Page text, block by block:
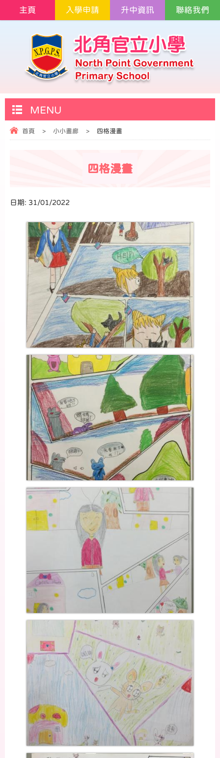
主頁 入學申請 升中資訊 聯絡我們
MENU
首頁 > 小小畫廊 > 四格漫畫
四格漫畫
日期: 31/01/2022